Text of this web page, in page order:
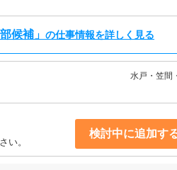
候補」 の仕事情報を詳しく見る
水戸・笠間
い。
検討中に追加す